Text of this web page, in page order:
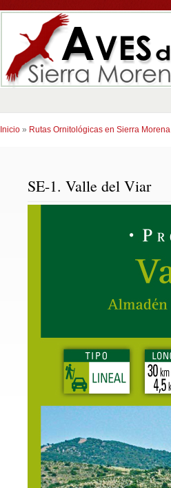
Inicio » Rutas Ornitológicas en Sierra Morena
SE-1. Valle del Viar